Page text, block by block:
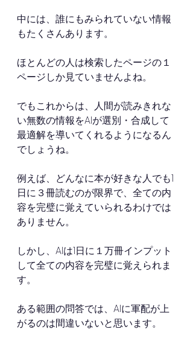
中には、誰にもみられていない情報
もたくさんあります。
ほとんどの人は検索したページの１
ページしか見ていませんよね。
でもこれからは、人間が読みきれな
い無数の情報をAIが選別・合成して
最適解を導いてくれるようになるん
でしょうね。
例えば、どんなに本が好きな人でも1
日に３冊読むのが限界で、全ての内
容を完璧に覚えていられるわけでは
ありません。
しかし、AIは1日に１万冊インプット
して全ての内容を完璧に覚えられま
す。
ある範囲の問答では、AIに軍配が上
がるのは間違いないと思います。